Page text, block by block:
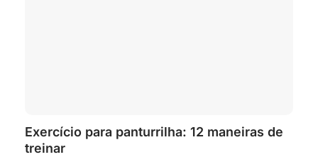
Exercício para panturrilha: 12 maneiras de
treinar